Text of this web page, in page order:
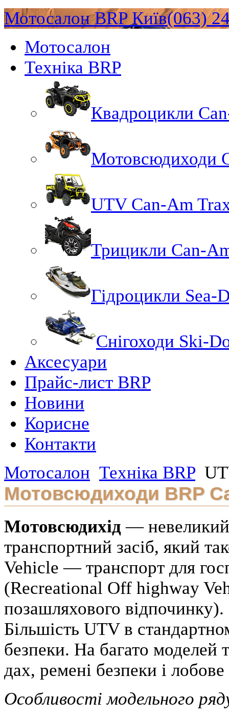
Мотосалон BRP Київ(063)
Мотосалон
Техніка BRP
Квадроцикли
Мотовсюдиходи
UTV Can-Am
Трицикли Can-
Гідроцикли Sea-
Снігоходи Ski-
Аксесуари
Прайс-лист BRP
Новини
Корисне
Контакти
Мотосалон Техніка BRP
Мотовсюдиходи BRP
Мотовсюдихід —
транспортний засіб, який
Vehicle — транспорт для
(Recreational Off highway
позашляхового відпочинку).
Більшість UTV в
безпеки. На багато
дах, ремені безпеки і
Особливості модельного